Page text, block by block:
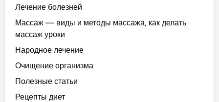
Лечение болезней
Массаж — виды и методы массажа, как делать
массаж уроки
Народное лечение
Очищение организма
Полезные статьи
Рецепты диет